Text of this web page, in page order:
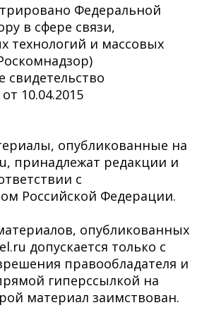
Федеральной
в сфере связи,
технологий и массовых
свидетельство
10.04.2015
опубликованные на
принадлежат редакции и
с
Российской Федерации.
опубликованных
допускается только с
правообладателя и
гиперссылкой на
материал заимствован.